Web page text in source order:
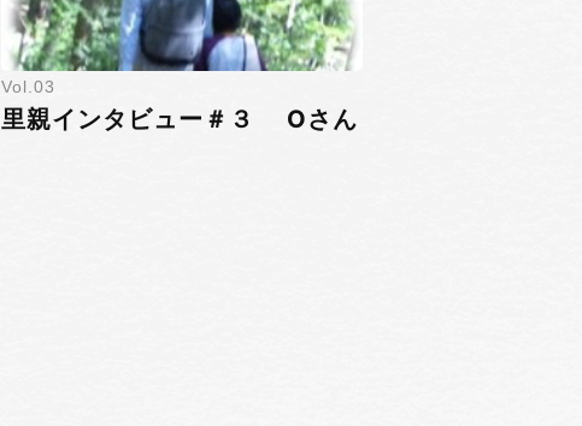
3
里親インタビュー＃３ Oさん